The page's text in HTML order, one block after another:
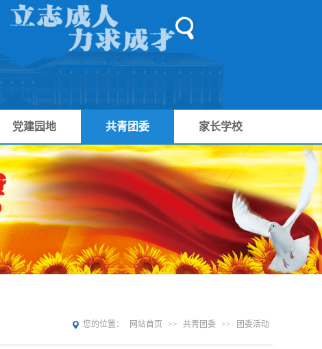
党建园地 共青团委 家长学校
您的位置： 网站首页 >> 共青团委 >> 团委活动